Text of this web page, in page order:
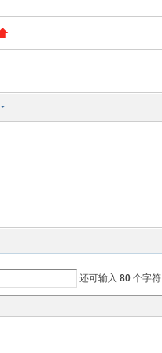
还可输入80 个字符